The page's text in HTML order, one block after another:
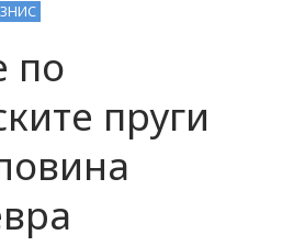
по
пруги